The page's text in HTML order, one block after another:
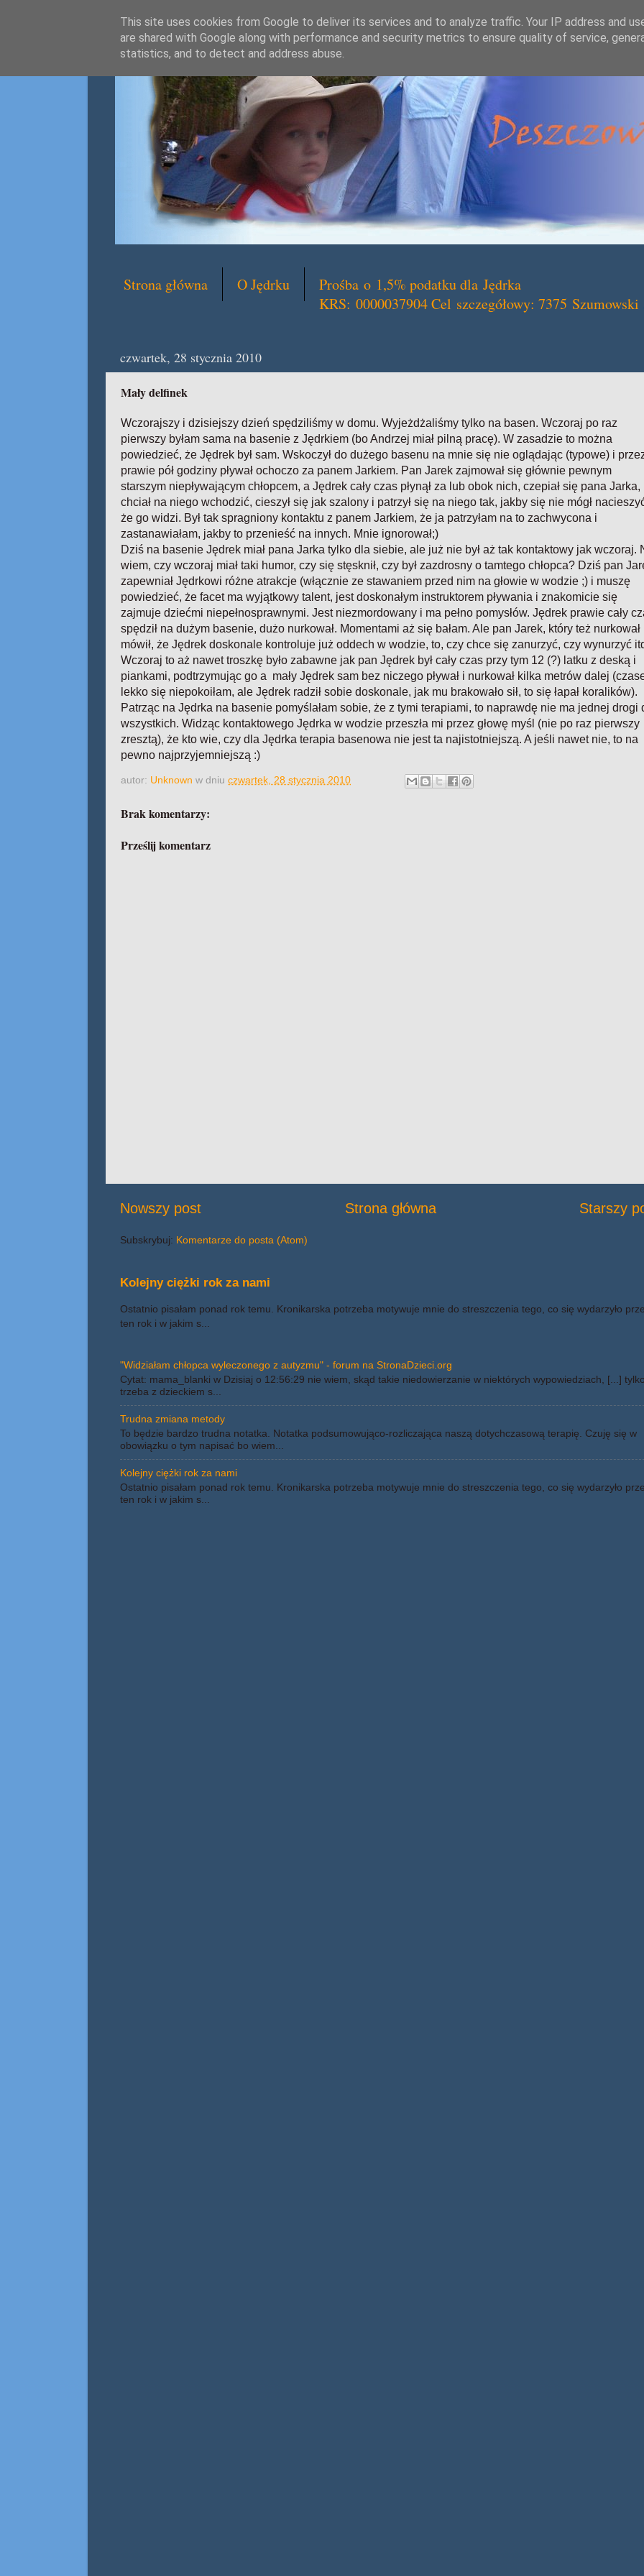
Strona główna O Jędrku
Prośba o 1,5% podatku dla Jędrka
KRS: 0000037904 Cel szczegółowy: 7375 Szumowski
czwartek, 28 stycznia 2010
Mały delfinek
Wczorajszy i dzisiejszy dzień spędziliśmy w domu. Wyjeżdżaliśmy tylko na basen. Wczoraj po raz
pierwszy byłam sama na basenie z Jędrkiem (bo Andrzej miał pilną pracę). W zasadzie to można
powiedzieć, że Jędrek był sam. Wskoczył do dużego basenu na mnie się nie oglądając (typowe) i
prawie pół godziny pływał ochoczo za panem Jarkiem. Pan Jarek zajmował się głównie pewnym
starszym niepływającym chłopcem, a Jędrek cały czas płynął za lub obok nich, czepiał się pana Jarka,
chciał na niego wchodzić, cieszył się jak szalony i patrzył się na niego tak, jakby się nie mógł
że go widzi. Był tak spragniony kontaktu z panem Jarkiem, że ja patrzyłam na to zachwycona i
zastanawiałam, jakby to przenieść na innych. Mnie ignorował;)
Dziś na basenie Jędrek miał pana Jarka tylko dla siebie, ale już nie był aż tak kontaktowy jak wczoraj.
wiem, czy wczoraj miał taki humor, czy się stęsknił, czy był zazdrosny o tamtego chłopca? Dziś pan
zapewniał Jędrkowi różne atrakcje (włącznie ze stawaniem przed nim na głowie w wodzie ;) i muszę
powiedzieć, że facet ma wyjątkowy talent, jest doskonałym instruktorem pływania i znakomicie się
zajmuje dziećmi niepełnosprawnymi. Jest niezmordowany i ma pełno pomysłów. Jędrek prawie cały
spędził na dużym basenie, dużo nurkował. Momentami aż się bałam. Ale pan Jarek, który też nurkował
mówił, że Jędrek doskonale kontroluje już oddech w wodzie, to, czy chce się zanurzyć, czy wynurzyć
Wczoraj to aż nawet troszkę było zabawne jak pan Jędrek był cały czas przy tym 12 (?) latku z deską i
piankami, podtrzymując go a mały Jędrek sam bez niczego pływał i nurkował kilka metrów dalej
lekko się niepokoiłam, ale Jędrek radził sobie doskonale, jak mu brakowało sił, to się łapał koralików).
Patrząc na Jędrka na basenie pomyślałam sobie, że z tymi terapiami, to naprawdę nie ma jednej drogi
wszystkich. Widząc kontaktowego Jędrka w wodzie przeszła mi przez głowę myśl (nie po raz pierwszy
zresztą), że kto wie, czy dla Jędrka terapia basenowa nie jest ta najistotniejszą. A jeśli nawet nie, to na
pewno najprzyjemniejszą :)
autor: Unknown w dniu czwartek, 28 stycznia 2010
Brak komentarzy:
Prześlij komentarz
Nowszy post Starszy
Strona główna
Subskrybuj: Komentarze do posta (Atom)
Kolejny ciężki rok za nami
Ostatnio pisałam ponad rok temu. Kronikarska potrzeba motywuje mnie do streszczenia tego, co się wydarzyło
ten rok i w jakim s...
"Widziałam chłopca wyleczonego z autyzmu" - forum na StronaDzieci.org
Cytat: mama_blanki w Dzisiaj o 12:56:29 nie wiem, skąd takie niedowierzanie w niektórych wypowiedziach, [...] tylko
trzeba z dzieckiem s...
Trudna zmiana metody
To będzie bardzo trudna notatka. Notatka podsumowująco-rozliczająca naszą dotychczasową terapię. Czuję się w
obowiązku o tym napisać bo wiem...
Kolejny ciężki rok za nami
Ostatnio pisałam ponad rok temu. Kronikarska potrzeba motywuje mnie do streszczenia tego, co się wydarzyło
ten rok i w jakim s...
This site uses cookies from Google to deliver its services and to analyze traffic. Your IP address and
are shared with Google along with performance and security metrics to ensure quality of service,
statistics, and to detect and address abuse.